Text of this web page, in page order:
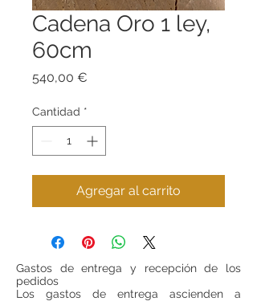
Cadena Oro 1 ley,
60cm
540,00 €
Cantidad *
Agregar al carrito
Gastos de entrega y recepción de los
pedidos
Los gastos de entrega ascienden a